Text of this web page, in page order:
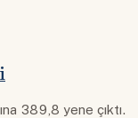
389,8 yene çıktı.